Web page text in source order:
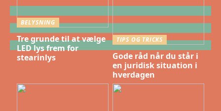
BELYSNING
Tre grunde til at vælge
LED lys frem for
stearinlys
TIPS OG TRICKS
Gode råd når du står i
en juridisk situation i
hverdagen